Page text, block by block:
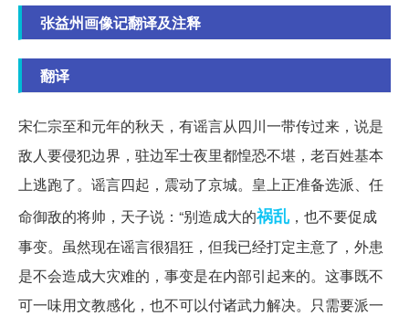
张益州画像记翻译及注释
翻译
宋仁宗至和元年的秋天，有谣言从四川一带传过来，说是
敌人要侵犯边界，驻边军士夜里都惶恐不堪，老百姓基本
上逃跑了。谣言四起，震动了京城。皇上正准备选派、任
命御敌的将帅，天子说：“别造成大的祸乱，也不要促成
事变。虽然现在谣言很猖狂，但我已经打定主意了，外患
是不会造成大灾难的，事变是在内部引起来的。这事既不
可一味用文教感化，也不可以付诸武力解决。只需要派一